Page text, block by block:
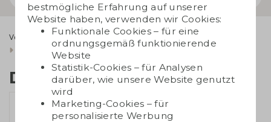
Verschenkmomente
Saisonale Geschenke
Sommergeschenke
Dopper mit Handtuch
Dopper mit Handtuch
bestmögliche Erfahrung auf unserer
Website haben, verwenden wir Cookies:
Funktionale Cookies – für eine
ordnungsgemäß funktionierende
Website
Statistik-Cookies – für Analysen
darüber, wie unsere Website genutzt
wird
Marketing-Cookies – für
personalisierte Werbung